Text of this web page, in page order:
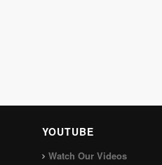
YOUTUBE
Watch Our Videos